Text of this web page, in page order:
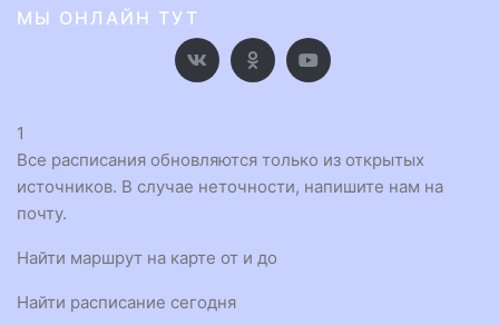
МЫ ОНЛАЙН ТУТ
1
Все расписания обновляются только из открытых
источников. В случае неточности, напишите нам на
почту.
Найти маршрут на карте от и до
Найти расписание сегодня